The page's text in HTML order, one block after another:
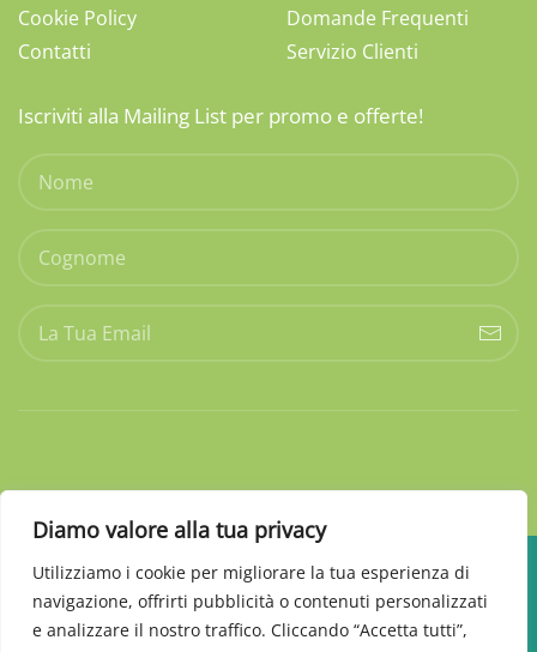
Diamo valore alla tua privacy
Utilizziamo i cookie per migliorare la tua esperienza di
navigazione, offrirti pubblicità o contenuti personalizzati
e analizzare il nostro traffico. Cliccando “Accetta tutti”,
Cookie Policy
Contatti
Domande Frequenti
Servizio Clienti
Iscriviti alla Mailing List per promo e offerte!
©2026AMDGarden. P. Iva 01161120868 REA: EN-64353.
All rights reserved. Design byInsight